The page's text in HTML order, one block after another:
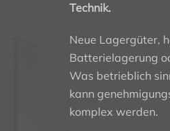
Technik.
Neue Lagergüter,
Batterielagerung
Was betrieblich
kann
komplex werden.